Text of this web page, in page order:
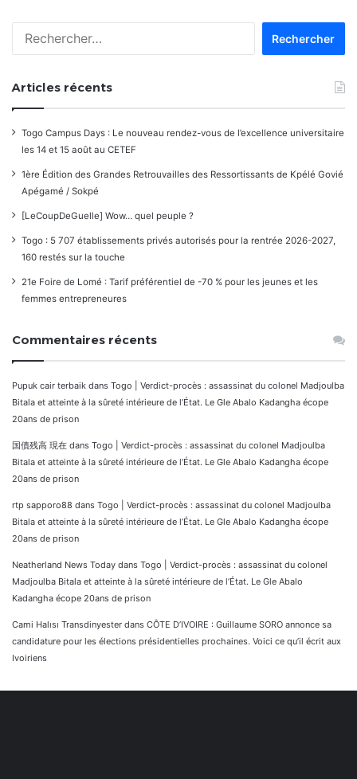
Articles récents
Togo Campus Days : Le nouveau rendez-vous de l’excellence universitaire
les 14 et 15 août au CETEF
1ère Édition des Grandes Retrouvailles des Ressortissants de Kpélé Govié
Apégamé / Sokpé
[LeCoupDeGuelle] Wow… quel peuple ?
Togo : 5 707 établissements privés autorisés pour la rentrée 2026-2027,
160 restés sur la touche
21e Foire de Lomé : Tarif préférentiel de -70 % pour les jeunes et les
femmes entrepreneures
Commentaires récents
Pupuk cair terbaik dans Togo | Verdict-procès : assassinat du colonel Madjoulba
Bitala et atteinte à la sûreté intérieure de l’État. Le Gle Abalo Kadangha écope
20ans de prison
国債残高 現在 dans Togo | Verdict-procès : assassinat du colonel Madjoulba
Bitala et atteinte à la sûreté intérieure de l’État. Le Gle Abalo Kadangha écope
20ans de prison
rtp sapporo88 dans Togo | Verdict-procès : assassinat du colonel Madjoulba
Bitala et atteinte à la sûreté intérieure de l’État. Le Gle Abalo Kadangha écope
20ans de prison
Neatherland News Today dans Togo | Verdict-procès : assassinat du colonel
Madjoulba Bitala et atteinte à la sûreté intérieure de l’État. Le Gle Abalo
Kadangha écope 20ans de prison
Cami Halısı Transdinyester dans CÔTE D’IVOIRE : Guillaume SORO annonce sa
candidature pour les élections présidentielles prochaines. Voici ce qu’il écrit aux
Ivoiriens